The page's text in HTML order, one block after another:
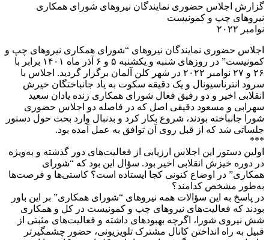
گزارش اجلاس حضوری نمایندگان نیروهای شورای همکاری
نیروهای چپ و کمونیست
نوامبر ۲۰۲۲
اجلاس حضوری نمایندگان نیروهای “شورای همکاری نیروهای چپ و
کمونیست” در روزهای شنبه و یکشنبه ۵ و ۶ آذر ماه ۱۴۰۱ برابر با
۲۶ و ۲۷ نوامبر ۲۰۲۲ در شهر کلن آلمان برگزار گردید. اجلاس با
سرود انترناسیونال و یک دقیقه سکوت به یاد جانباختگان خیرش
انقلابی اخیر و دو رفیق فعال شورای همکاری زنده یادان سعید
سهرابی و مسعود دقیقی اصل که در فاصله دو اجلاس حضوری
شورا جانباخته بودند، شروع بکار کرد و بدنبال وارد بحث حول دستور
جلساتی شد که از قبل روی آن توافق به عمل آمده بود.
***
اولین دستور این اجلاس ارزیابی از فعالیت‌های دور گذشته و به‌ویژه
در دوره خیزش انقلابی اخیر بود. سؤال این بود که “شورای
همکاری” در اوضاع کنونی کجا ایستاده است؟ کاستی‌ها و فرصت‌ها
به‌طور مشخص کدامند؟
در پاسخ به این سؤالات همه نیروهای “شورای همکاری” بر این باور
بودند که فعالیت‌های نیروهای چپ و کمونیست در کل و همکاری
شش نیروی شورا، اگرچه بهبودهای داشته و فعالیت‌های مثبتی از
قبیل به راه انداختن کانال مشترک تلویزیونی، حضور چشمگیرتر